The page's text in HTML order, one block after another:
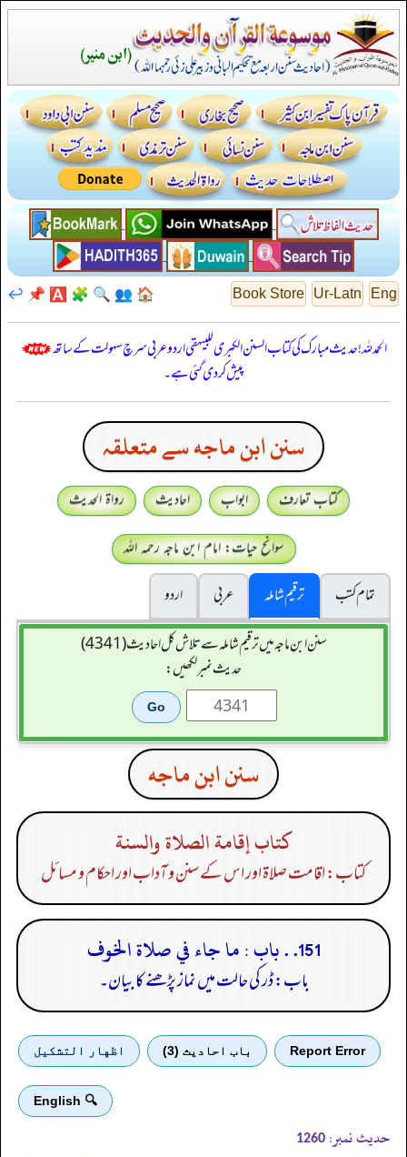
Eng
Ur-Latn
Book Store
🏠
👥
🔍
🧩
🅰️
📌
↩️
الحمدللہ! حدیث مبارک کی کتاب السنن الكبرى للبيهقي اردو عربی سرچ سہولت کے ساتھ
پیش کر دی گئی ہے۔
سنن ابن ماجه سے متعلقہ
کتاب تعارف ابواب احادیث
رواۃ الحدیث
سوانح حیات: امام ابن ماجہ رحمہ اللہ
تمام کتب
ترقیم شاملہ عربی
اردو
سنن ابن ماجہ میں ترقیم شاملہ سے تلاش کل احادیث (4341)
حدیث نمبر لکھیں:
سنن ابن ماجه
كتاب إقامة الصلاة والسنة
کتاب: اقامت صلاۃ اور اس کے سنن و آداب اور احکام و مسائل
151. . باب : ما جاء في صلاة الخوف
باب: ڈر کی حالت میں نماز پڑھنے کا بیان۔
Report Error باب احادیث (3) اظهار التشكيل
🔍 English
حدیث نمبر: 1260